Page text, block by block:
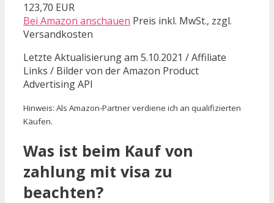
123,70 EUR
Bei Amazon anschauen Preis inkl. MwSt., zzgl.
Versandkosten
Letzte Aktualisierung am 5.10.2021 / Affiliate
Links / Bilder von der Amazon Product
Advertising API
Hinweis: Als Amazon-Partner verdiene ich an qualifizierten
Käufen.
Was ist beim Kauf von
zahlung mit visa zu
beachten?